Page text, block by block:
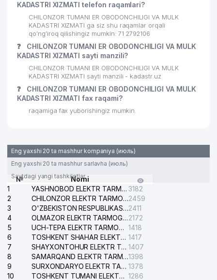
KADASTRI XIZMATI telefon raqamlari?
CHILONZOR TUMANI ER OBODONCHILIGI VA MULK
KADASTRI XIZMATI ga siz shu raqamlar orqali
qo’ng’iroq qilishingiz mumkin: 71 2792106
❓
CHILONZOR TUMANI ER OBODONCHILIGI VA MULK
KADASTRI XIZMATI sayti manzili?
CHILONZOR TUMANI ER OBODONCHILIGI VA MULK
KADASTRI XIZMATI sayti manzili - kadastr.uz
❓
CHILONZOR TUMANI ER OBODONCHILIGI VA MULK
KADASTRI XIZMATI fax raqami?
raqamiga fax yuborishingiz mumkin.
Eng yaxshi 20 ta mashhur kompaniya (июль)
Eng yaxshi 20 ta mashhur sarlavha (июль)
Saytdagi yangi tashkilotlar
№
Nomi
1
YASHNOBOD ELEKTR TARMOG'I NOSOZLIKLARI XIZMATI 3182
2
CHILONZOR ELEKTR TARMOG'I NOSOZLIK XIZMATI2459
3
O'ZBEKISTON RESPUBLIKASI BOSH PROKURATURASI ISHONCH TELEFONI2411
4
OLMAZOR ELEKTR TARMOG'I NOSOZLIKLARI XIZMATI2172
5
UCH-TEPA ELEKTR TARMOG'I NOSOZLIKLARI XIZMATI 1418
6
TOSHKENT SHAHAR ELEKTR TARMOQLARI KORXONASI AJ 1417
7
SHAYXONTOHUR ELEKTR TARMOG'I NOSOZLIKLARINI TUZATISH XIZMATI 1407
8
SAMARQAND ELEKTR TARMOQLARI AJ1398
9
SURXONDARYO ELEKTR TARMOQLARI AJ 1378
10
TOSHKENT TUMANI ELEKTR TARMOG'I AVARIYA XIZMATI 1286